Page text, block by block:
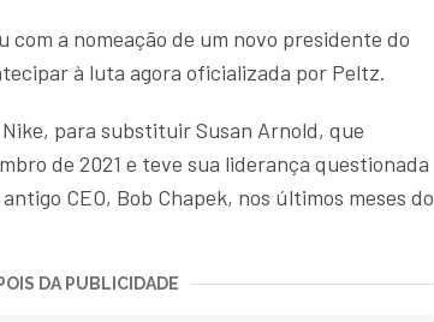
com a nomeação de um novo presidente do
à luta agora oficializada por Peltz.
para substituir Susan Arnold, que
de 2021 e teve sua liderança questionada
CEO, Bob Chapek, nos últimos meses do
DA PUBLICIDADE